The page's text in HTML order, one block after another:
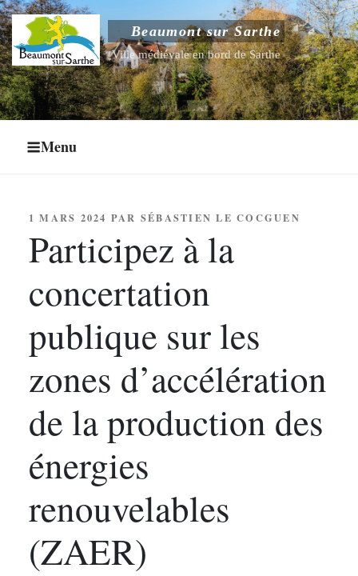
Aller
au
contenu
principal
Beaumont sur Sarthe
Ville médiévale en bord de Sarthe
Menu
Ouvrir le sous-menu
Ouvrir le sous-menu
Ouvrir le sous-menu
PUBLIÉ
1 MARS 2024 PAR SÉBASTIEN LE COCGUEN
Participez à la
concertation
publique sur les
zones d’accélération
de la production des
énergies
renouvelables
(ZAER)